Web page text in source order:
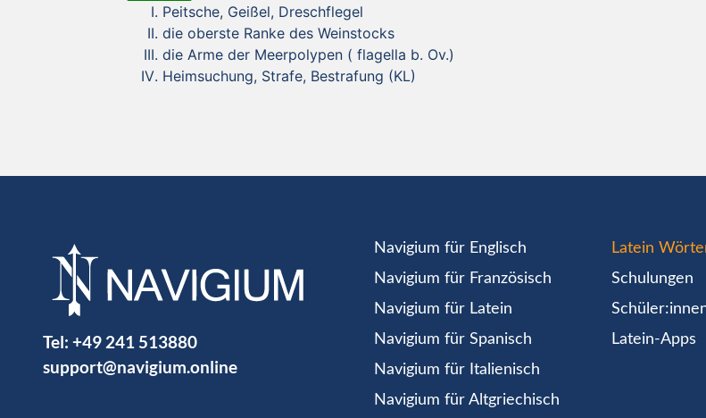
Peitsche, Geißel, Dreschflegel
die oberste Ranke des Weinstocks
die Arme der Meerpolypen ( flagella b. Ov.)
Heimsuchung, Strafe, Bestrafung (KL)
Tel: +49 241 513880
support@navigium.online
Navigium für Englisch
Navigium für Französisch
Navigium für Latein
Navigium für Spanisch
Navigium für Italienisch
Navigium für Altgriechisch
Latein
Schulungen
Latein-Apps